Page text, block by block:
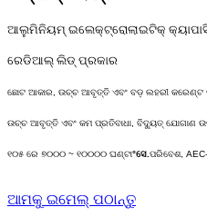
ଆଲୁମିନିୟମ୍ ଇଲେକ୍ଟ୍ରୋଲାଇଟିକ୍
ରେଡିଆଲ୍ ଲିଡ୍ ପ୍ରକାର
ଛୋଟ ଆକାର, ଉଚ୍ଚ ଆବୃତ୍ତି ଏବଂ ବଡ଼ ଲହରୀ କରେଣ୍ଟ
ଉଚ୍ଚ ଆବୃତ୍ତି ଏବଂ କମ ପ୍ରତିବାଧା, ବିଦ୍ୟୁତ୍ ଯୋଗାଣ
୧୦୫ ରେ ୭୦୦୦ ~ ୧୦୦୦୦ ଘଣ୍ଟା°ସେ.ପରିବେଶ, AEC-
ଆମକୁ ଇମେଲ୍ ପଠାନ୍ତୁ